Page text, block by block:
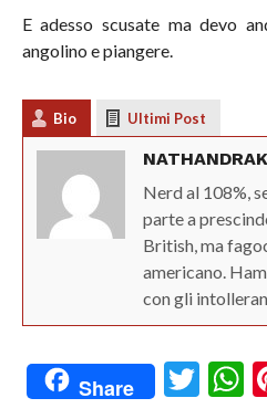
E adesso scusate ma devo
angolino e piangere.
Bio Ultimi Post
Nerd al 108%,
parte a
British, ma
americano.
con gli
Share